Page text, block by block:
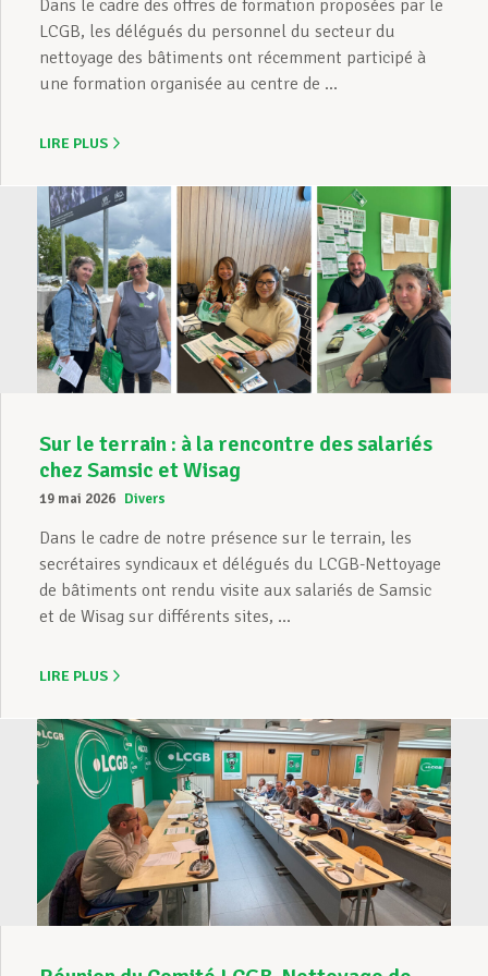
Dans le cadre des offres de formation proposées par le
LCGB, les délégués du personnel du secteur du
nettoyage des bâtiments ont récemment participé à
une formation organisée au centre de ...
LIRE PLUS
Sur le terrain : à la rencontre des salariés
chez Samsic et Wisag
19 mai 2026 Divers
Dans le cadre de notre présence sur le terrain, les
secrétaires syndicaux et délégués du LCGB-Nettoyage
de bâtiments ont rendu visite aux salariés de Samsic
et de Wisag sur différents sites, ...
LIRE PLUS